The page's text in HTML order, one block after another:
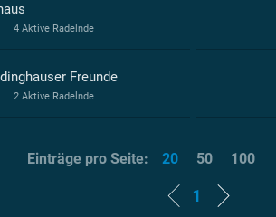
4 Aktive Radelnde
Freunde
2 Aktive Radelnde
1
Einträge pro Seite: 20 50 100